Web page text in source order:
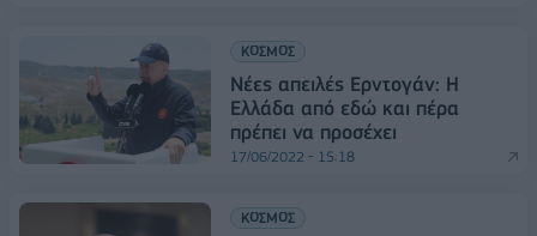
ΚΟΣΜΟΣ
Νέες απειλές Ερντογάν: Η
Ελλάδα από εδώ και πέρα
πρέπει να προσέχει
17/06/2022 - 15:18
ΚΟΣΜΟΣ